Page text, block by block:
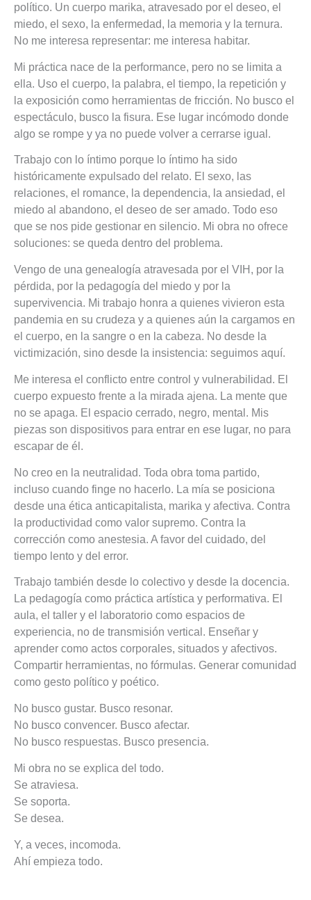
político. Un cuerpo marika, atravesado por el deseo, el
miedo, el sexo, la enfermedad, la memoria y la ternura.
No me interesa representar: me interesa habitar.
Mi práctica nace de la performance, pero no se limita a
ella. Uso el cuerpo, la palabra, el tiempo, la repetición y
la exposición como herramientas de fricción. No busco el
espectáculo, busco la fisura. Ese lugar incómodo donde
algo se rompe y ya no puede volver a cerrarse igual.
Trabajo con lo íntimo porque lo íntimo ha sido
históricamente expulsado del relato. El sexo, las
relaciones, el romance, la dependencia, la ansiedad, el
miedo al abandono, el deseo de ser amado. Todo eso
que se nos pide gestionar en silencio. Mi obra no ofrece
soluciones: se queda dentro del problema.
Vengo de una genealogía atravesada por el VIH, por la
pérdida, por la pedagogía del miedo y por la
supervivencia. Mi trabajo honra a quienes vivieron esta
pandemia en su crudeza y a quienes aún la cargamos en
el cuerpo, en la sangre o en la cabeza. No desde la
victimización, sino desde la insistencia: seguimos aquí.
Me interesa el conflicto entre control y vulnerabilidad. El
cuerpo expuesto frente a la mirada ajena. La mente que
no se apaga. El espacio cerrado, negro, mental. Mis
piezas son dispositivos para entrar en ese lugar, no para
escapar de él.
No creo en la neutralidad. Toda obra toma partido,
incluso cuando finge no hacerlo. La mía se posiciona
desde una ética anticapitalista, marika y afectiva. Contra
la productividad como valor supremo. Contra la
corrección como anestesia. A favor del cuidado, del
tiempo lento y del error.
Trabajo también desde lo colectivo y desde la docencia.
La pedagogía como práctica artística y performativa. El
aula, el taller y el laboratorio como espacios de
experiencia, no de transmisión vertical. Enseñar y
aprender como actos corporales, situados y afectivos.
Compartir herramientas, no fórmulas. Generar comunidad
como gesto político y poético.
No busco gustar. Busco resonar.
No busco convencer. Busco afectar.
No busco respuestas. Busco presencia.
Mi obra no se explica del todo.
Se atraviesa.
Se soporta.
Se desea.
Y, a veces, incomoda.
Ahí empieza todo.